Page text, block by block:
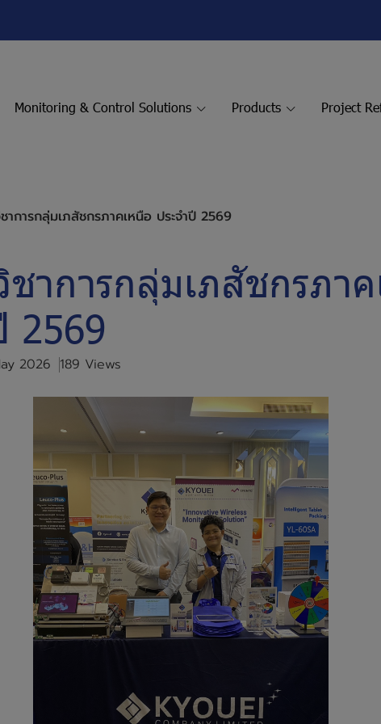
Monitoring & Control Solutions Products Project
าการกลุ่มเภสัชกรภาคเหนือ ประจำปี 2569
ชาการกลุ่มเภสัชกรภา
2569
2026 189 Views